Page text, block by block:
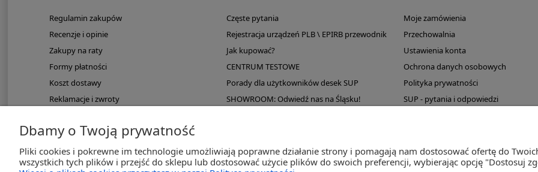
Regulamin zakupów
Recenzje i opinie
Zakupy na raty
Formy płatności
Koszt dostawy
Reklamacje i zwroty
PayPo odroczona płatność
Częste pytania
Rejestracja urządzeń PLB \ EPIRB przewodnik
Jak kupować?
CENTRUM TESTOWE
Porady dla użytkowników desek SUP
SHOWROOM: Odwiedź nas na Śląsku!
Moje zamówienia
Przechowalnia
Ustawienia konta
Ochrona danych osobowych
Polityka prywatności
SUP - pytania i odpowiedzi
Dbamy o Twoją prywatność
Pliki cookies i pokrewne im technologie umożliwiają poprawne działanie strony i pomagają nam dostosować ofertę do
wszystkich tych plików i przejść do sklepu lub dostosować użycie plików do swoich preferencji, wybierając opcję "Dostosuj